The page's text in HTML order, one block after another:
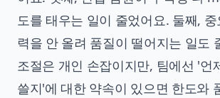
도를 태우는 일이 줄었어요. 둘째,
력을 안 올려 품질이 떨어지는 일도
조절은 개인 손잡이지만, 팀에선 '언
쓸지'에 대한 약속이 있으면 한도와